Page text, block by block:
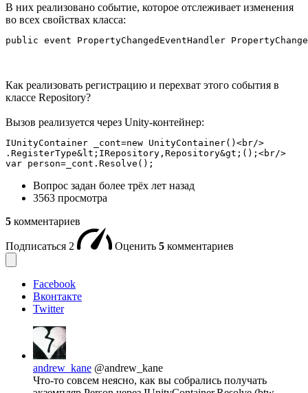
В них реализовано событие, которое отслеживает изменения
во всех свойствах класса:
public event PropertyChangedEventHandler
Как реализовать регистрацию и перехват этого события в
классе Repository?
Вызов реализуется через Unity-контейнер:
IUnityContainer _cont=new UnityContainer()<br/>
.RegisterType&lt;IRepository,Repository&gt;();<br/>
var person=_cont.Resolve();
Вопрос задан более трёх лет назад
3563 просмотра
5 комментариев
Подписаться 2 Оценить 5 комментариев
Facebook
Вконтакте
Twitter
andrew_kane @andrew_kane
Что-то совсем неясно, как вы собрались получать